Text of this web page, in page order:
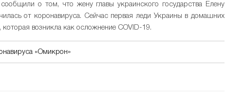
о том, что жену главы украинского государства Елену
от коронавируса. Сейчас первая леди Украины в домашних
возникла как осложнение COVID-19.
«Омикрон»